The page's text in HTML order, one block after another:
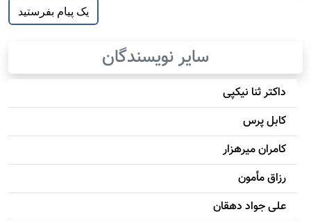
سایر نویسندگان
داکتر ثنا نیکپی
کابل پرس
کامران میرهزار
رزاق مأمون
علی جواد دهقان